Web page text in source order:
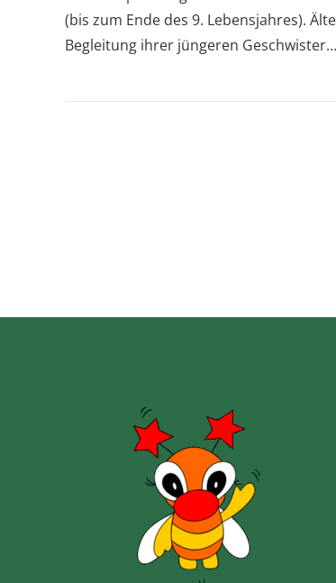
(bis zum Ende des 9. Lebensjahres).
Begleitung ihrer jüngeren Geschwister…